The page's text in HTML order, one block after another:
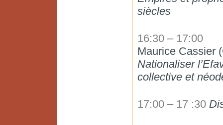
siècles
16:30 – 17:00
Maurice Cassier
Nationaliser
collective et
17:00 – 17 :30